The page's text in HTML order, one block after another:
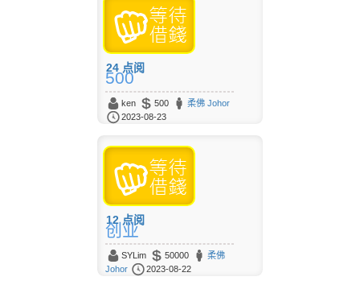
24 点阅
500
ken 500
柔佛 Johor
2023-08-23
12点阅
创业
SYLim 50000
柔佛
Johor
2023-08-22